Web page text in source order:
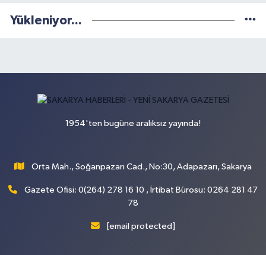
Yükleniyor...
1954'ten bugüne aralıksız yayında!
Orta Mah., Soğanpazarı Cad., No:30, Adapazarı, Sakarya
Gazete Ofisi: 0(264) 278 16 10 , İrtibat Bürosu: 0264 281 47
78
[email protected]